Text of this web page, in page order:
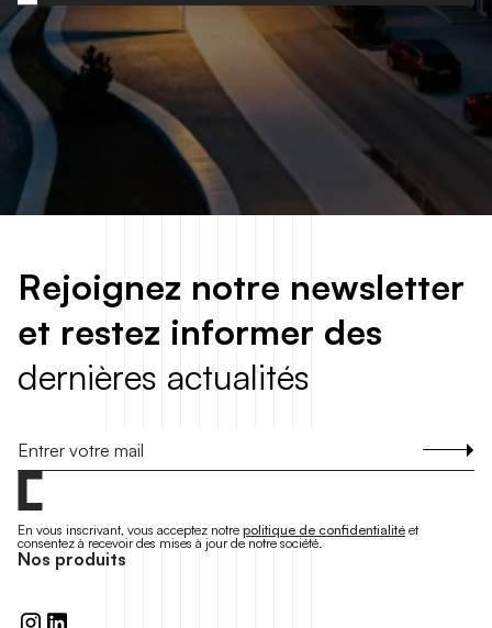
Rejoignez notre newsletter
et restez informer des
dernières actualités
En vous inscrivant, vous acceptez notre politique de confidentialité et
consentez à recevoir des mises à jour de notre société.
Nos produits